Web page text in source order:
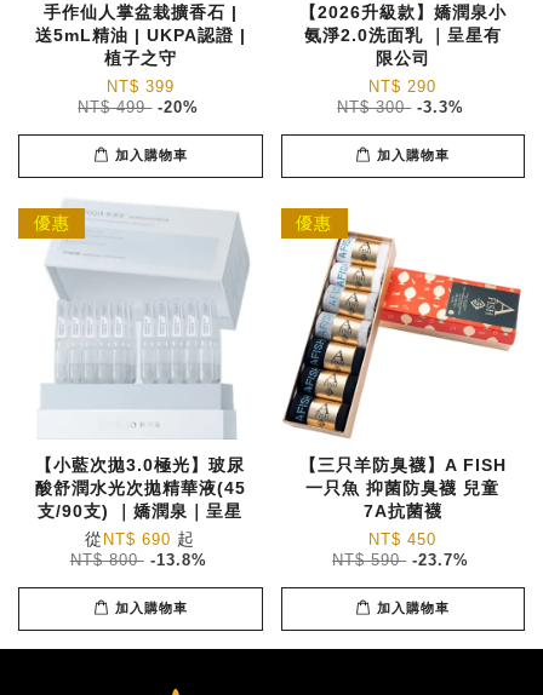
手作仙人掌盆栽擴香石 |
送5mL精油 | UKPA認證 |
植子之守
NT$ 399
NT$ 499 -20%
加入購物車
【2026升級款】嬌潤泉小
氨淨2.0洗面乳 ｜呈星有
限公司
NT$ 290
NT$ 300 -3.3%
加入購物車
優惠
【小藍次拋3.0極光】玻尿
酸舒潤水光次拋精華液(45
支/90支) ｜嬌潤泉｜呈星
從 NT$ 690 起
NT$ 800 -13.8%
加入購物車
優惠
【三只羊防臭襪】A FISH
一只魚 抑菌防臭襪 兒童
7A抗菌襪
NT$ 450
NT$ 590 -23.7%
加入購物車